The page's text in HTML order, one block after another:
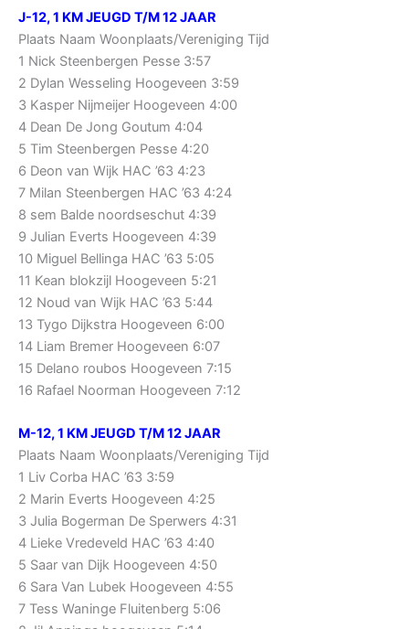
J-12, 1 KM JEUGD T/M 12 JAAR
Plaats Naam Woonplaats/Vereniging Tijd
1 Nick Steenbergen Pesse 3:57
2 Dylan Wesseling Hoogeveen 3:59
3 Kasper Nijmeijer Hoogeveen 4:00
4 Dean De Jong Goutum 4:04
5 Tim Steenbergen Pesse 4:20
6 Deon van Wijk HAC ’63 4:23
7 Milan Steenbergen HAC ’63 4:24
8 sem Balde noordseschut 4:39
9 Julian Everts Hoogeveen 4:39
10 Miguel Bellinga HAC ’63 5:05
11 Kean blokzijl Hoogeveen 5:21
12 Noud van Wijk HAC ’63 5:44
13 Tygo Dijkstra Hoogeveen 6:00
14 Liam Bremer Hoogeveen 6:07
15 Delano roubos Hoogeveen 7:15
16 Rafael Noorman Hoogeveen 7:12
M-12, 1 KM JEUGD T/M 12 JAAR
Plaats Naam Woonplaats/Vereniging Tijd
1 Liv Corba HAC ’63 3:59
2 Marin Everts Hoogeveen 4:25
3 Julia Bogerman De Sperwers 4:31
4 Lieke Vredeveld HAC ’63 4:40
5 Saar van Dijk Hoogeveen 4:50
6 Sara Van Lubek Hoogeveen 4:55
7 Tess Waninge Fluitenberg 5:06